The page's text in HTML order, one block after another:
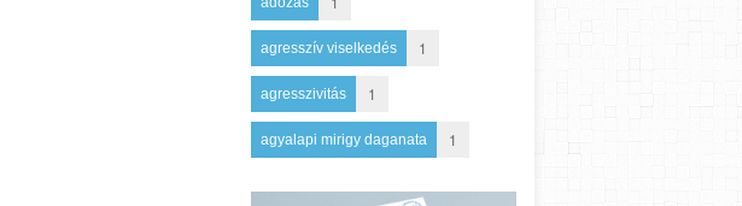
agresszív viselkedés 1
agresszivitás 1
agyalapi mirigy daganata 1